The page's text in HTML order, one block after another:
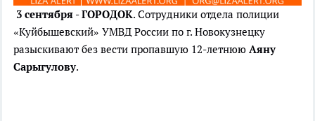
3 сентября - ГОРОДОК. Сотрудники отдела полиции
«Куйбышевский» УМВД России по г. Новокузнецку
разыскивают без вести пропавшую 12-летнюю Аяну
Сарыгулову.